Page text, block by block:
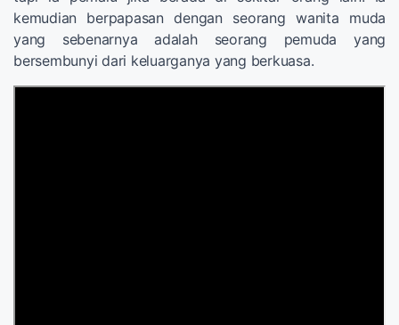
kemudian berpapasan dengan seorang wanita muda
yang sebenarnya adalah seorang pemuda yang
bersembunyi dari keluarganya yang berkuasa.